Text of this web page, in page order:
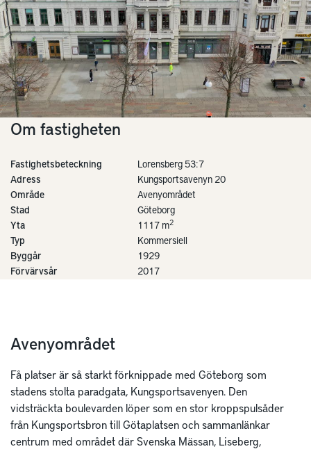
Om fastigheten
Fastighetsbeteckning
Lorensberg 53:7
Adress
Kungsportsavenyn 20
Område
Avenyområdet
Stad
Göteborg
Yta
1117 m2
Typ
Kommersiell
Byggår
1929
Förvärvsår
2017
Avenyområdet
Få platser är så starkt förknippade med Göteborg som
stadens stolta paradgata, Kungsportsavenyen. Den
vidsträckta boulevarden löper som en stor kroppspulsåder
från Kungsportsbron till Götaplatsen och sammanlänkar
centrum med området där Svenska Mässan, Liseberg,